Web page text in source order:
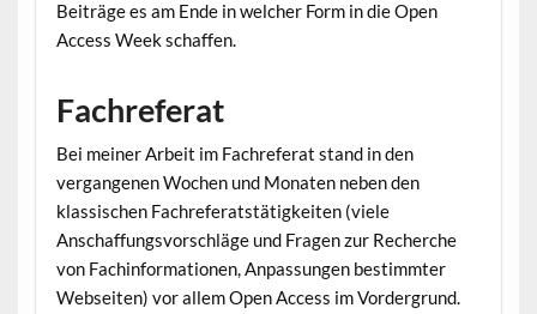
Beiträge es am Ende in welcher Form in die Open
Access Week schaffen.
Fachreferat
Bei meiner Arbeit im Fachreferat stand in den
vergangenen Wochen und Monaten neben den
klassischen Fachreferatstätigkeiten (viele
Anschaffungsvorschläge und Fragen zur Recherche
von Fachinformationen, Anpassungen bestimmter
Webseiten) vor allem Open Access im Vordergrund.